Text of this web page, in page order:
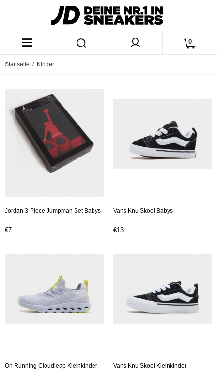
0
Startseite / Kinder
Jordan 3-Piece Jumpman Set Babys
€7
Vans Knu Skool Babys
€13
On Running Cloudleap Kleinkinder Vans Knu Skool Kleinkinder